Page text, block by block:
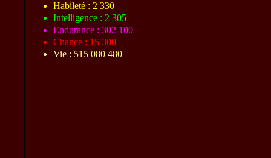
Habileté : 2 330
Intelligence : 2 305
Endurance : 302 100
Chance : 15 300
Vie : 515 080 480